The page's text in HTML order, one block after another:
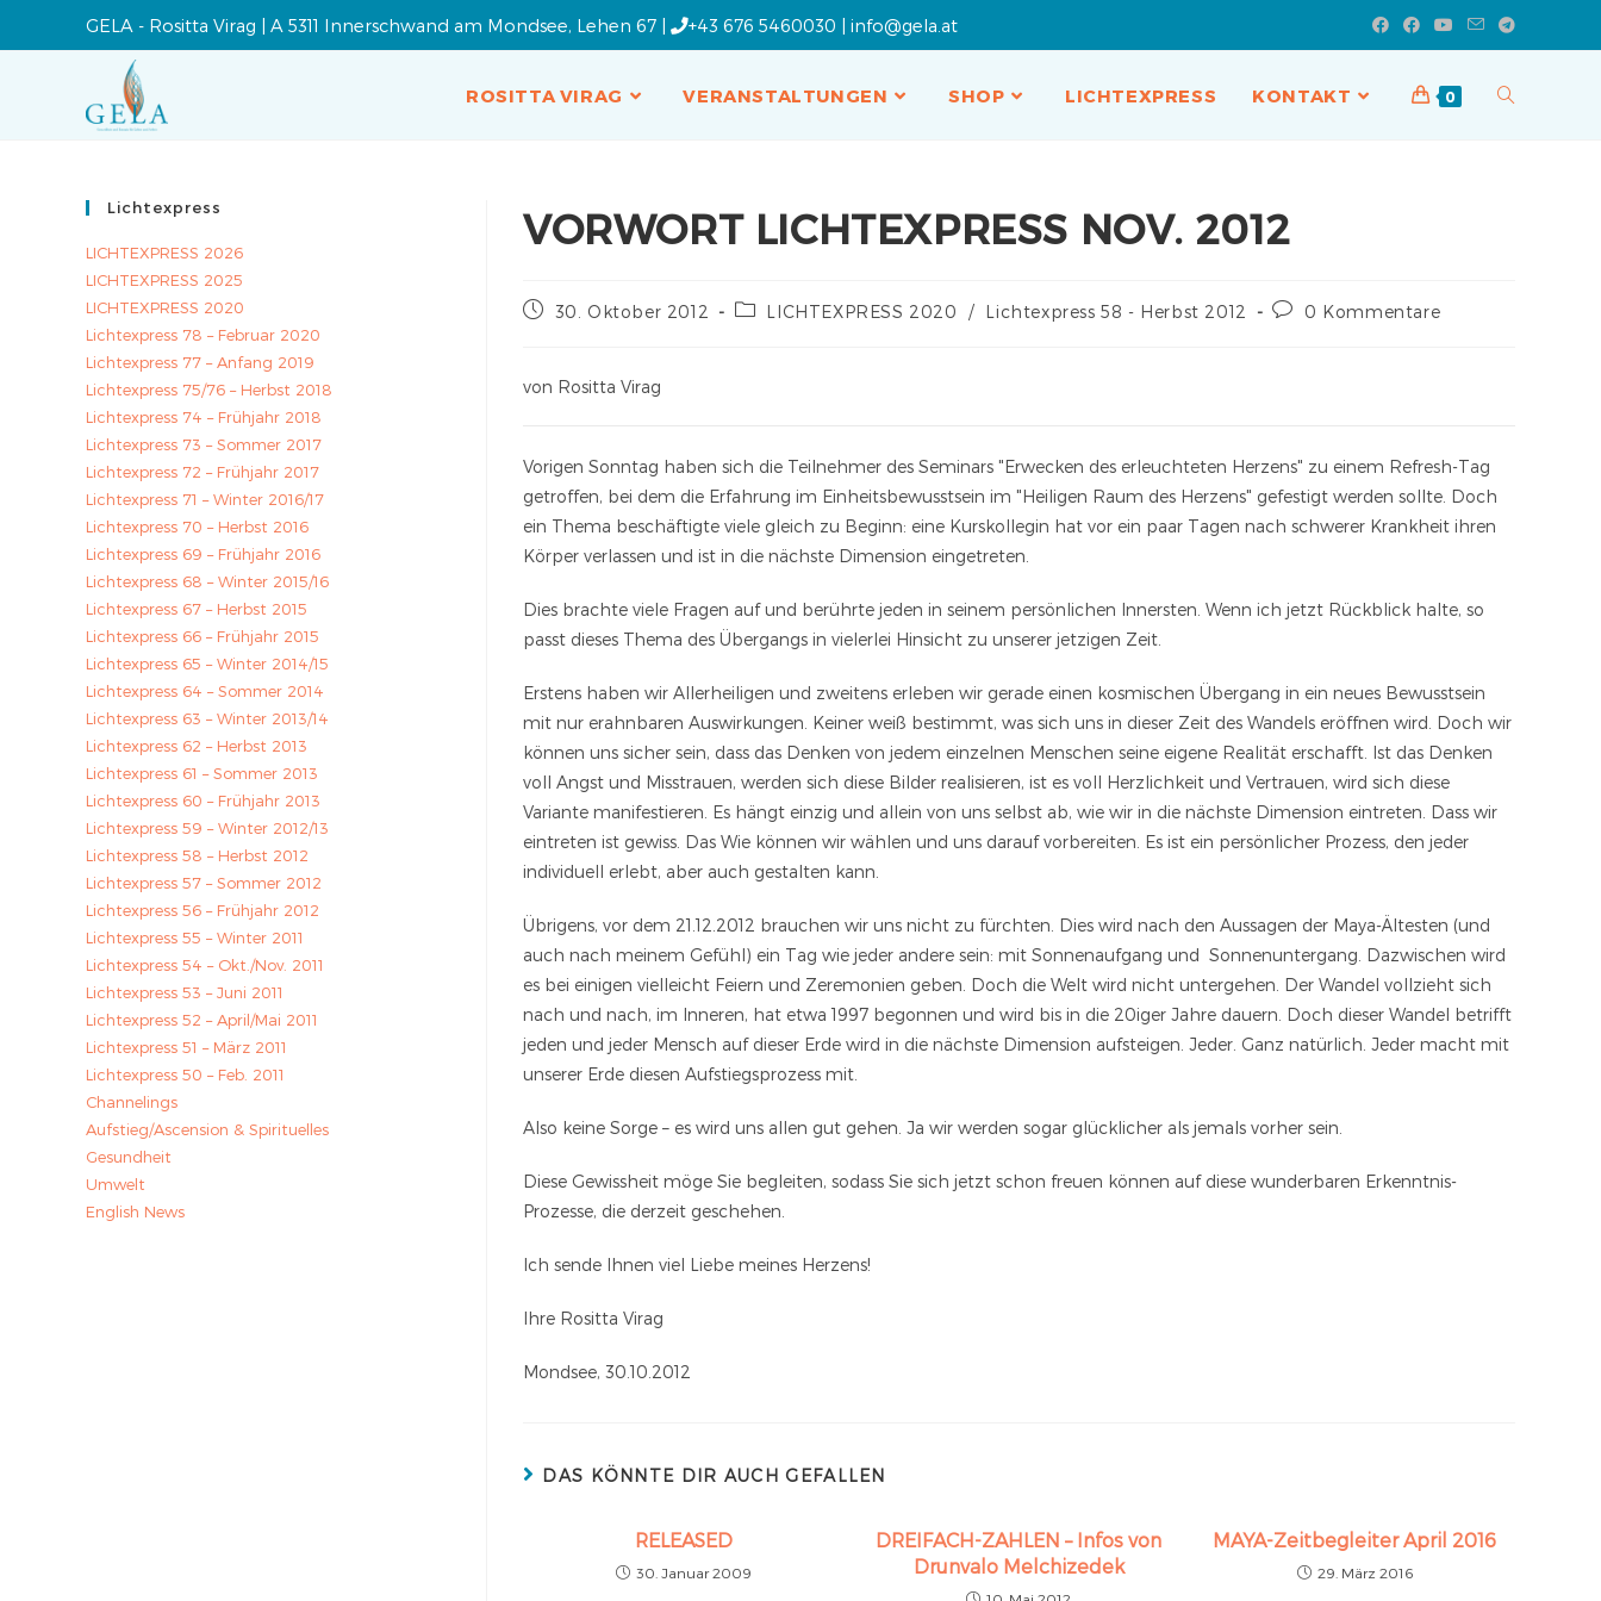
GELA - Rositta Virag | A 5311 Innerschwand am Mondsee, Lehen 67 | +43 676 5460030 | info@gela.at
ROSITTA VIRAG VERANSTALTUNGEN SHOP LICHTEXPRESS KONTAKT 0
VORWORT LICHTEXPRESS NOV. 2012
30. Oktober 2012 LICHTEXPRESS 2020 / Lichtexpress 58 - Herbst 2012 0 Kommentare
von Rositta Virag
Vorigen Sonntag haben sich die Teilnehmer des Seminars "Erwecken des erleuchteten Herzens" zu einem Refresh-Tag
getroffen, bei dem die Erfahrung im Einheitsbewusstsein im "Heiligen Raum des Herzens" gefestigt werden sollte. Doch
ein Thema beschäftigte viele gleich zu Beginn: eine Kurskollegin hat vor ein paar Tagen nach schwerer Krankheit ihren
Körper verlassen und ist in die nächste Dimension eingetreten.
Dies brachte viele Fragen auf und berührte jeden in seinem persönlichen Innersten. Wenn ich jetzt Rückblick halte, so
passt dieses Thema des Übergangs in vielerlei Hinsicht zu unserer jetzigen Zeit.
Erstens haben wir Allerheiligen und zweitens erleben wir gerade einen kosmischen Übergang in ein neues Bewusstsein
mit nur erahnbaren Auswirkungen. Keiner weiß bestimmt, was sich uns in dieser Zeit des Wandels eröffnen wird. Doch wir
können uns sicher sein, dass das Denken von jedem einzelnen Menschen seine eigene Realität erschafft. Ist das Denken
voll Angst und Misstrauen, werden sich diese Bilder realisieren, ist es voll Herzlichkeit und Vertrauen, wird sich diese
Variante manifestieren. Es hängt einzig und allein von uns selbst ab, wie wir in die nächste Dimension eintreten. Dass wir
eintreten ist gewiss. Das Wie können wir wählen und uns darauf vorbereiten. Es ist ein persönlicher Prozess, den jeder
individuell erlebt, aber auch gestalten kann.
Übrigens, vor dem 21.12.2012 brauchen wir uns nicht zu fürchten. Dies wird nach den Aussagen der Maya-Ältesten (und
auch nach meinem Gefühl) ein Tag wie jeder andere sein: mit Sonnenaufgang und Sonnenuntergang. Dazwischen wird
es bei einigen vielleicht Feiern und Zeremonien geben. Doch die Welt wird nicht untergehen. Der Wandel vollzieht sich
nach und nach, im Inneren, hat etwa 1997 begonnen und wird bis in die 20iger Jahre dauern. Doch dieser Wandel betrifft
jeden und jeder Mensch auf dieser Erde wird in die nächste Dimension aufsteigen. Jeder. Ganz natürlich. Jeder macht mit
unserer Erde diesen Aufstiegsprozess mit.
Also keine Sorge – es wird uns allen gut gehen. Ja wir werden sogar glücklicher als jemals vorher sein.
Diese Gewissheit möge Sie begleiten, sodass Sie sich jetzt schon freuen können auf diese wunderbaren Erkenntnis-
Prozesse, die derzeit geschehen.
Ich sende Ihnen viel Liebe meines Herzens!
Ihre Rositta Virag
Mondsee, 30.10.2012
DAS KÖNNTE DIR AUCH GEFALLEN
RELEASED
30. Januar 2009
DREIFACH-ZAHLEN – Infos von
Drunvalo Melchizedek
MAYA-Zeitbegleiter April 2016
29. März 2016
Lichtexpress
LICHTEXPRESS 2026
LICHTEXPRESS 2025
LICHTEXPRESS 2020
Lichtexpress 78 – Februar 2020
Lichtexpress 77 – Anfang 2019
Lichtexpress 75/76 – Herbst 2018
Lichtexpress 74 – Frühjahr 2018
Lichtexpress 73 – Sommer 2017
Lichtexpress 72 – Frühjahr 2017
Lichtexpress 71 – Winter 2016/17
Lichtexpress 70 – Herbst 2016
Lichtexpress 69 – Frühjahr 2016
Lichtexpress 68 – Winter 2015/16
Lichtexpress 67 – Herbst 2015
Lichtexpress 66 – Frühjahr 2015
Lichtexpress 65 – Winter 2014/15
Lichtexpress 64 – Sommer 2014
Lichtexpress 63 – Winter 2013/14
Lichtexpress 62 – Herbst 2013
Lichtexpress 61 – Sommer 2013
Lichtexpress 60 – Frühjahr 2013
Lichtexpress 59 – Winter 2012/13
Lichtexpress 58 – Herbst 2012
Lichtexpress 57 – Sommer 2012
Lichtexpress 56 – Frühjahr 2012
Lichtexpress 55 – Winter 2011
Lichtexpress 54 – Okt./Nov. 2011
Lichtexpress 53 – Juni 2011
Lichtexpress 52 – April/Mai 2011
Lichtexpress 51 – März 2011
Lichtexpress 50 – Feb. 2011
Channelings
Aufstieg/Ascension & Spirituelles
Gesundheit
Umwelt
English News